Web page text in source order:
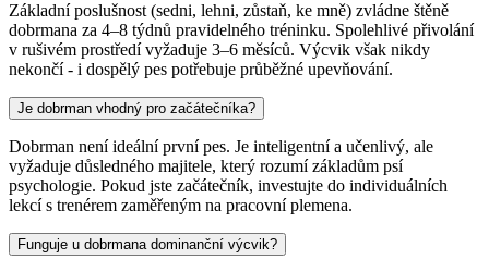
Základní poslušnost (sedni, lehni, zůstaň, ke mně) zvládne štěně
dobrmana za 4–8 týdnů pravidelného tréninku. Spolehlivé přivolání
v rušivém prostředí vyžaduje 3–6 měsíců. Výcvik však nikdy
nekončí - i dospělý pes potřebuje průběžné upevňování.
Je dobrman vhodný pro začátečníka?
Dobrman není ideální první pes. Je inteligentní a učenlivý, ale
vyžaduje důsledného majitele, který rozumí základům psí
psychologie. Pokud jste začátečník, investujte do individuálních
lekcí s trenérem zaměřeným na pracovní plemena.
Funguje u dobrmana dominanční výcvik?